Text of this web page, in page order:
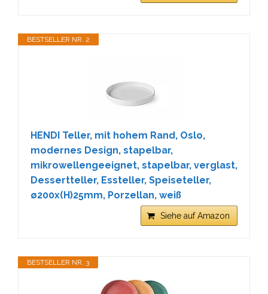
BESTSELLER NR. 2
HENDI Teller, mit hohem Rand, Oslo,
modernes Design, stapelbar,
mikrowellengeeignet, stapelbar, verglast,
Dessertteller, Essteller, Speiseteller,
ø200x(H)25mm, Porzellan, weiß
Siehe auf Amazon
BESTSELLER NR. 3